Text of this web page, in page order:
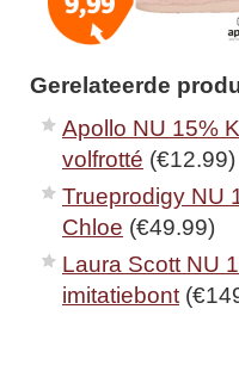
Gerelateerde
Apollo NU 15%
volfrotté (€12.99)
Trueprodigy NU
Chloe (€49.99)
Laura Scott NU
imitatiebont